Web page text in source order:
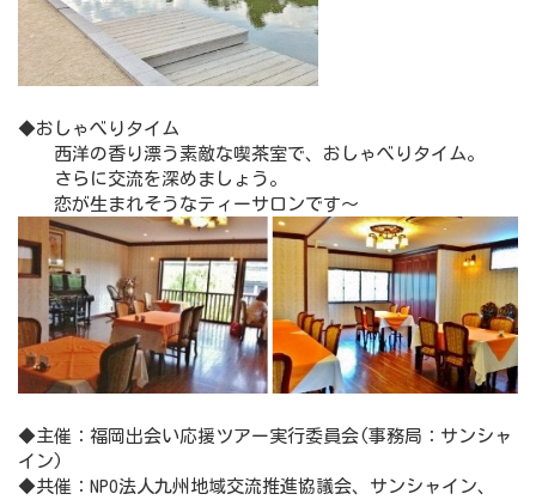
◆おしゃべりタイム
西洋の香り漂う素敵な喫茶室で、おしゃべりタイム。
さらに交流を深めましょう。
恋が生まれそうなティーサロンです～
◆主催：福岡出会い応援ツアー実行委員会(事務局：サンシャ
イン)
◆共催：NPO法人九州地域交流推進協議会、サンシャイン、